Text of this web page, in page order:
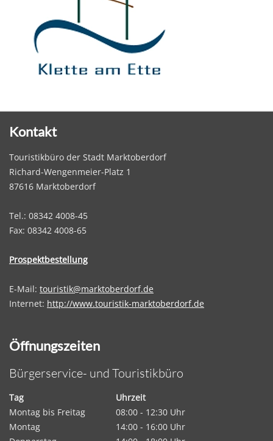
Kontakt
Touristikbüro der Stadt Marktoberdorf
Richard-Wengenmeier-Platz 1
87616 Marktoberdorf
Tel.: 08342 4008-45
Fax: 08342 4008-65
Prospektbestellung
E-Mail: touristik@marktoberdorf.de
Internet: http://www.touristik-marktoberdorf.de
Öffnungszeiten
Bürgerservice- und Touristikbüro
Tag
Uhrzeit
Montag bis Freitag
08:00 - 12:30 Uhr
Montag
14:00 - 16:00 Uhr